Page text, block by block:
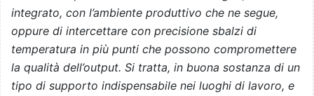
integrato, con l’ambiente produttivo che ne segue,
oppure di intercettare con precisione sbalzi di
temperatura in più punti che possono compromettere
la qualità dell’output. Si tratta, in buona sostanza di un
tipo di supporto indispensabile nei luoghi di lavoro, e